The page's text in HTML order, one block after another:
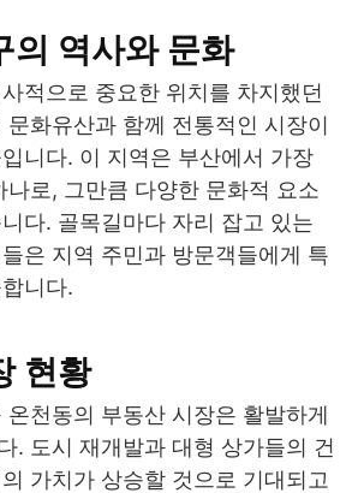
의 역사와 문화
적으로 중요한 위치를 차지했던
화유산과 함께 전통적인 시장이
니다. 이 지역은 부산에서 가장
나로, 그만큼 다양한 문화적 요소
다. 골목길마다 자리 잡고 있는
은 지역 주민과 방문객들에게 특
니다.
현황
온천동의 부동산 시장은 활발하게
. 도시 재개발과 대형 상가들의 건
가치가 상승할 것으로 기대되고